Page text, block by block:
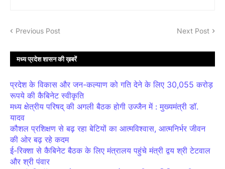
Previous Post Next Post
मध्य प्रदेश शासन की ख़बरें
प्रदेश के विकास और जन-कल्याण को गति देने के लिए 30,055 करोड़
रूपये की कैबिनेट स्वीकृति
मध्य क्षेत्रीय परिषद् की अगली बैठक होगी उज्जैन में : मुख्यमंत्री डॉ.
यादव
कौशल प्रशिक्षण से बढ़ रहा बेटियों का आत्मविश्वास, आत्मनिर्भर जीवन
की ओर बढ़ रहे कदम
ई-रिक्शा से कैबिनेट बैठक के लिए मंत्रालय पहुंचे मंत्री द्वय श्री टेटवाल
और श्री पंवार